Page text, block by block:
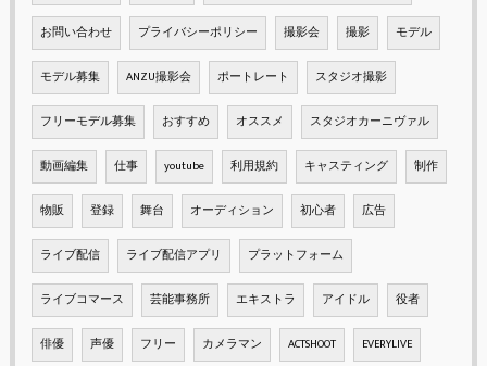
お問い合わせ プライバシーポリシー 撮影会 撮影 モデル
モデル募集 ANZU撮影会 ポートレート スタジオ撮影
フリーモデル募集 おすすめ オススメ スタジオカーニヴァル
動画編集 仕事 youtube 利用規約 キャスティング 制作
物販 登録 舞台 オーディション 初心者 広告
ライブ配信 ライブ配信アプリ プラットフォーム
ライブコマース 芸能事務所 エキストラ アイドル 役者
俳優 声優 フリー カメラマン ACTSHOOT EVERYLIVE